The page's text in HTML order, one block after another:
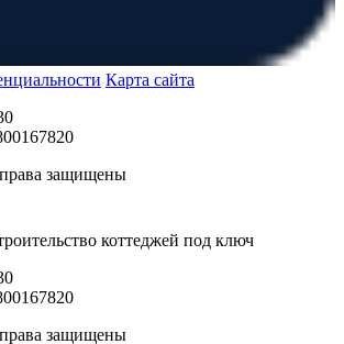
Карта сайта
защищены
коттеджей под ключ
защищены